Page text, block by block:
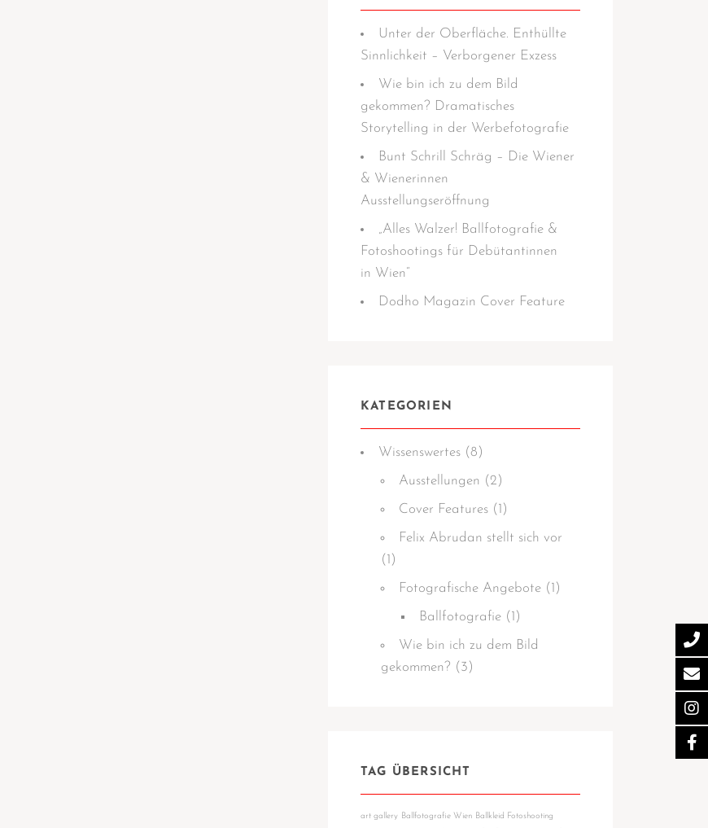
Unter der Oberfläche. Enthüllte
Sinnlichkeit – Verborgener Exzess
Wie bin ich zu dem Bild
gekommen? Dramatisches
Storytelling in der Werbefotografie
Bunt Schrill Schräg – Die Wiener
& Wienerinnen
Ausstellungseröffnung
„Alles Walzer! Ballfotografie &
Fotoshootings für Debütantinnen
in Wien“
Dodho Magazin Cover Feature
KATEGORIEN
Wissens­­wertes (8)
Ausstellungen (2)
Cover Features (1)
Felix Abrudan stellt sich vor
(1)
Fotografische Angebote (1)
Ballfotografie (1)
Wie bin ich zu dem Bild
gekommen? (3)
TAG ÜBERSICHT
art gallery Ballfotografie Wien Ballkleid Fotoshooting